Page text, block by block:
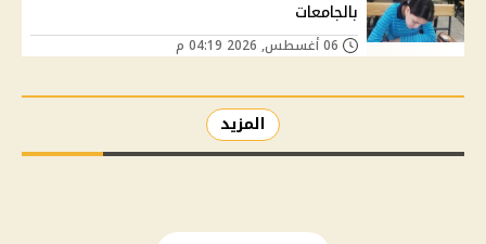
بالجامعات
المزيد